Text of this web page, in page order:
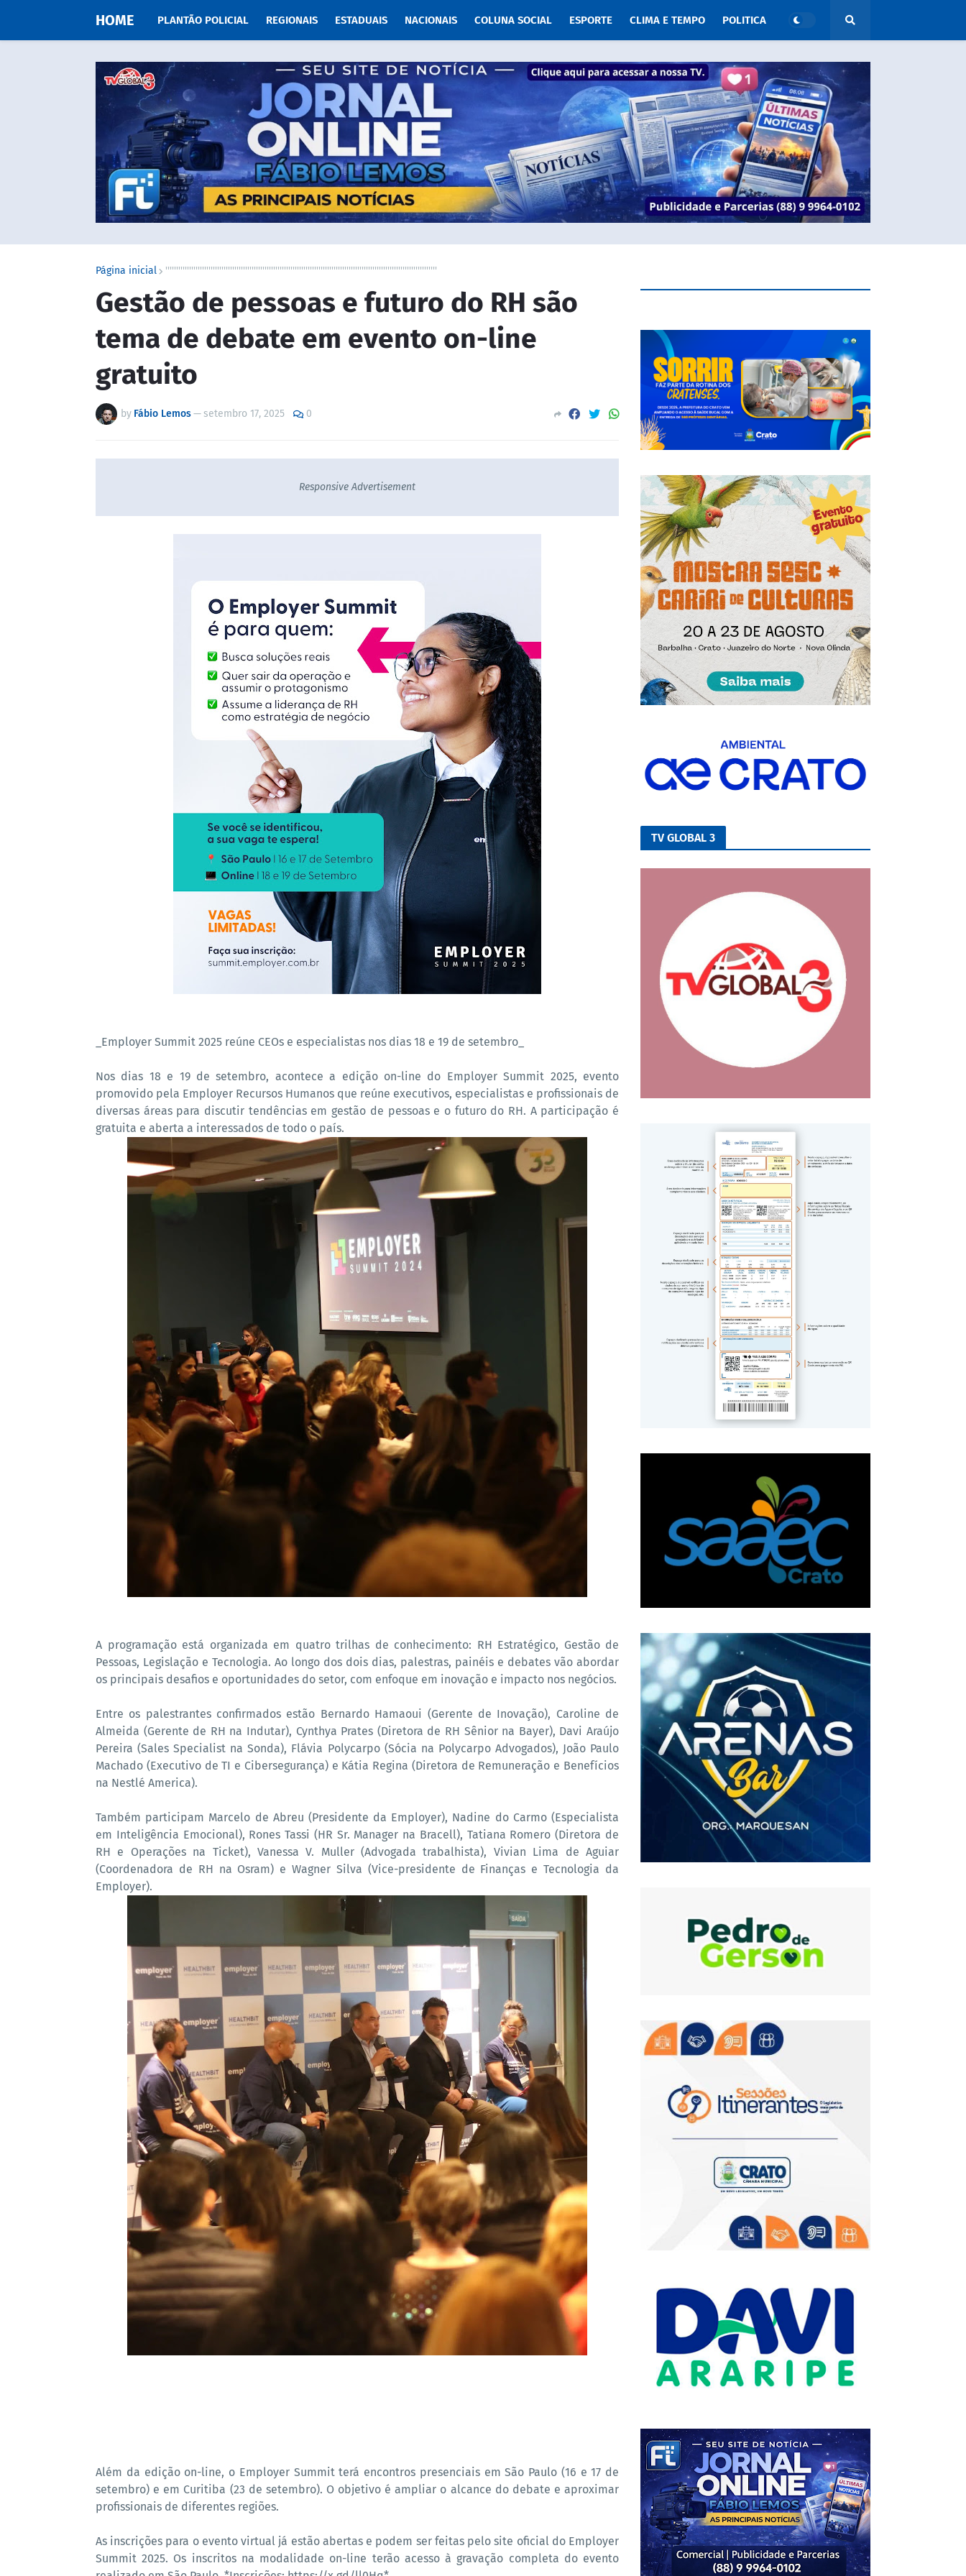
HOME PLANTÃO POLICIAL REGIONAIS ESTADUAIS NACIONAIS COLUNA SOCIAL ESPORTE CLIMA E TEMPO POLITICA
Página inicial ''''''''''''''''''''''''''''''''''''''''''''''''''''''''''''''''''''''''''''''''''''''''''''''''''''''''''''''''''''''''''''''
Gestão de pessoas e futuro do RH são
tema de debate em evento on-line
gratuito
by Fábio Lemos— setembro 17, 2025 0
Responsive Advertisement
_Employer Summit 2025 reúne CEOs e especialistas nos dias 18 e 19 de setembro_
Nos dias 18 e 19 de setembro, acontece a edição on-line do Employer Summit 2025, evento
promovido pela Employer Recursos Humanos que reúne executivos, especialistas e profissionais de
diversas áreas para discutir tendências em gestão de pessoas e o futuro do RH. A participação é
gratuita e aberta a interessados de todo o país.
A programação está organizada em quatro trilhas de conhecimento: RH Estratégico, Gestão de
Pessoas, Legislação e Tecnologia. Ao longo dos dois dias, palestras, painéis e debates vão abordar
os principais desafios e oportunidades do setor, com enfoque em inovação e impacto nos negócios.
Entre os palestrantes confirmados estão Bernardo Hamaoui (Gerente de Inovação), Caroline de
Almeida (Gerente de RH na Indutar), Cynthya Prates (Diretora de RH Sênior na Bayer), Davi Araújo
Pereira (Sales Specialist na Sonda), Flávia Polycarpo (Sócia na Polycarpo Advogados), João Paulo
Machado (Executivo de TI e Cibersegurança) e Kátia Regina (Diretora de Remuneração e Benefícios
na Nestlé America).
Também participam Marcelo de Abreu (Presidente da Employer), Nadine do Carmo (Especialista
em Inteligência Emocional), Rones Tassi (HR Sr. Manager na Bracell), Tatiana Romero (Diretora de
RH e Operações na Ticket), Vanessa V. Muller (Advogada trabalhista), Vivian Lima de Aguiar
(Coordenadora de RH na Osram) e Wagner Silva (Vice-presidente de Finanças e Tecnologia da
Employer).
Além da edição on-line, o Employer Summit terá encontros presenciais em São Paulo (16 e 17 de
setembro) e em Curitiba (23 de setembro). O objetivo é ampliar o alcance do debate e aproximar
profissionais de diferentes regiões.
As inscrições para o evento virtual já estão abertas e podem ser feitas pelo site oficial do Employer
Summit 2025. Os inscritos na modalidade on-line terão acesso à gravação completa do evento
TV GLOBAL 3